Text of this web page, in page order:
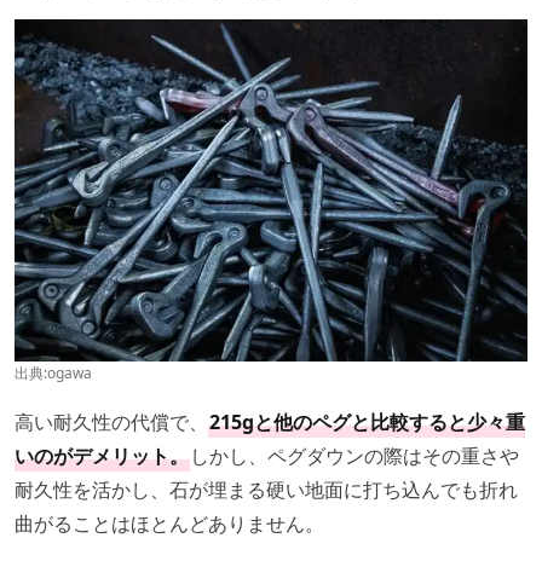
出典:ogawa
高い耐久性の代償で、 215gと他のペグと比較すると少々重
いのがデメリット。しかし、ペグダウンの際はその重さや
耐久性を活かし、石が埋まる硬い地面に打ち込んでも折れ
曲がることはほとんどありません。